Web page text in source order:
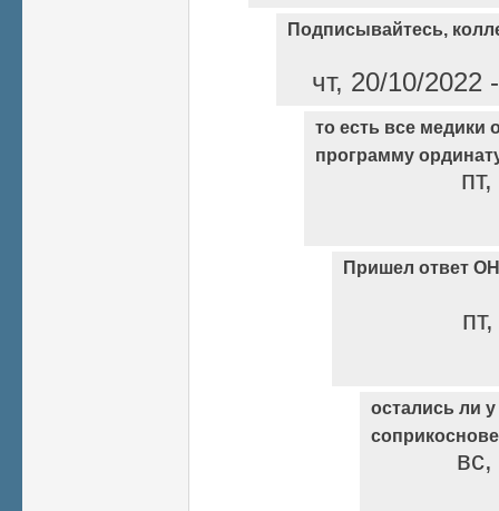
Подписывайтесь,
чт, 20/10/
то есть все медики
программу
Пришел ответ
остались ли у